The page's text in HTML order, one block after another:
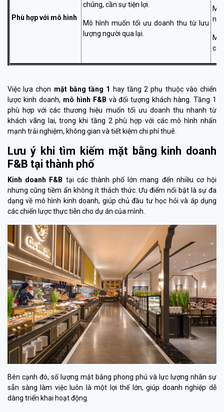
Phù hợp với mô hình
chúng, cần sự tiện lợi.
Mô hình muốn tối ưu doanh thu từ lưu
lượng người qua lại.
Việc lựa chọn mặt bằng tầng 1
hay tầng 2 phụ thuộc vào chiến
lược kinh doanh, mô hình F&B và đối tượng khách hàng. Tầng 1
phù hợp với các thương hiệu muốn tối ưu doanh thu nhanh từ
khách vãng lai, trong khi tầng 2 phù hợp với các mô hình nhấn
mạnh trải nghiệm, không gian và tiết kiệm chi phí thuê.
Lưu ý khi tìm kiếm mặt bằng kinh doanh
F&B tại thành phố
Kinh doanh F&B tại các thành phố lớn mang đến nhiều cơ hội
nhưng cũng tiềm ẩn không ít thách thức. Ưu điểm nổi bật là sự đa
dạng về mô hình kinh doanh, giúp chủ đầu tư học hỏi và áp dụng
các chiến lược thực tiễn cho dự án của mình.
Bên cạnh đó, số lượng mặt bằng phong phú và lực lượng nhân sự
sẵn sàng làm việc luôn là một lợi thế lớn, giúp doanh nghiệp dễ
dàng triển khai hoạt động.